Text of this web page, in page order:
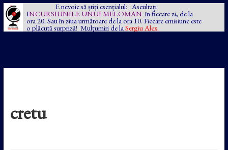
E nevoie să știți esențialul: Ascultați
INCURSIUNILE UNUI MELOMAN în fiecare zi, de la
ora 20. Sau în ziua următoare de la ora 10. Fiecare emisiune este
o plăcută surpriză! Mulțumiri de la Sergiu Alex.
cretu